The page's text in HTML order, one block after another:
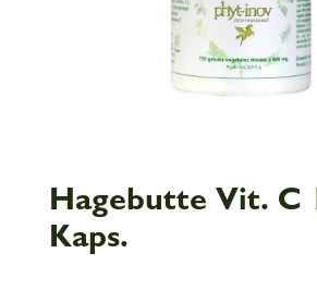
Hagebutte Vit. C
Kaps.